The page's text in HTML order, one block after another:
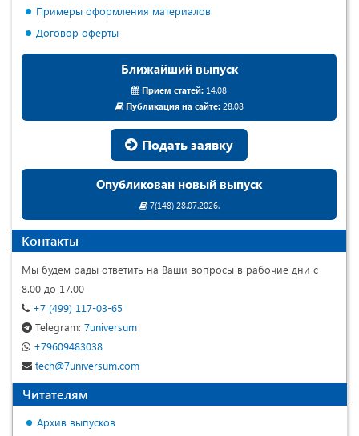
Примеры оформления материалов
Договор оферты
Ближайший выпуск
Прием статей: 14.08
Публикация на сайте:28.08
Подать заявку
Опубликован новый выпуск
7(148) 28.07.2026.
Контакты
Мы будем рады ответить на Ваши вопросы в рабочие дни с
8.00 до 17.00
+7 (499) 117-03-65
Telegram: 7universum
+79609483038
tech@7universum.com
Читателям
Архив выпусков